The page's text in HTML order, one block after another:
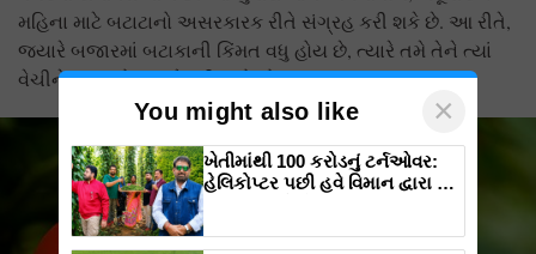
મહિના માટે બટાટાનો અસરકારક રીતે સંગ્રહ કરી શકે છે. આ રીતે,
જ્યારે બજારમાં બટાકાની કિંમત વધુ હોય છે, ત્યારે તમે તેને ત્યાં
વેચીને વધુ નફો પણ મેળવી શકો છો.
You might also like ×
ખેતીમાંથી 100 કરોડનું ટર્નઓવર:
હેલિકોપ્ટર પછી હવે વિમાન દ્વારા કૃષિ